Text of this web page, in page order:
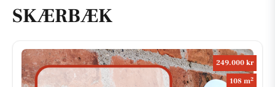
SKÆRBÆK
249.000 kr
108 m2